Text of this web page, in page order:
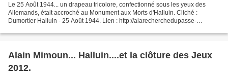
Le 25 Août 1944... un drapeau tricolore, confectionné sous les yeux des
Allemands, était accroché au Monument aux Morts d'Halluin. Cliché :
Dumortier Halluin - 25 Août 1944. Lien : http://alarecherchedupasse-
Alain Mimoun... Halluin....et la clôture des Jeux
2012.